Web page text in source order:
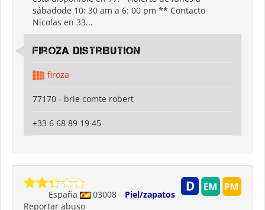
sábadode 10: 30 am a 6: 00 pm ** Contacto
Nicolas en 33...
firoza distribution
firoza
77170 - brie comte robert
+33 6 68 89 19 45
España 03008
Piel/zapatos
Reportar abuso